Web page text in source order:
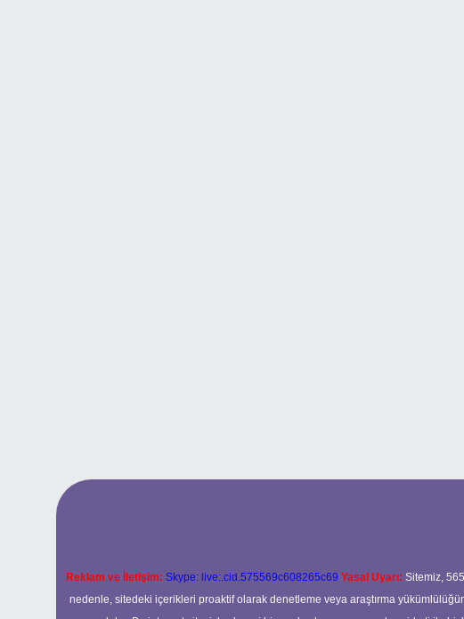
Reklam ve İletişim: Skype: live:.cid.575569c608265c69 Yasal Uyarı: Sitemiz,
nedenle, sitedeki içerikleri proaktif olarak denetleme veya araştırma